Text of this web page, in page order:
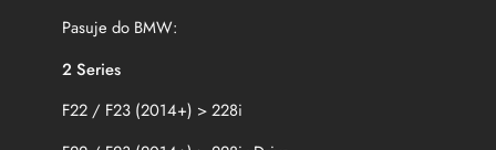
F
2
3
Pasuje do BMW:
2 Series
F22 / F23 (2014+) > 228i